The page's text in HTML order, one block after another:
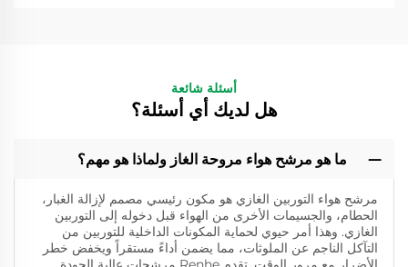
أسئلة شائعة
هل لديك أي أسئلة؟
ما هو مرشح هواء مروحة الغاز ولماذا هو مهم؟
مرشح هواء التوربين الغازي هو مكون رئيسي مصمم لإزالة الغبار،
الحطام، والجسيمات الأخرى من الهواء قبل دخوله إلى التوربين
الغازي. وهذا أمر حيوي لحماية المكونات الداخلية للتوربين من
التآكل الناجم عن الملوثات، مما يضمن أداءً مستقراً ويخفض خطر